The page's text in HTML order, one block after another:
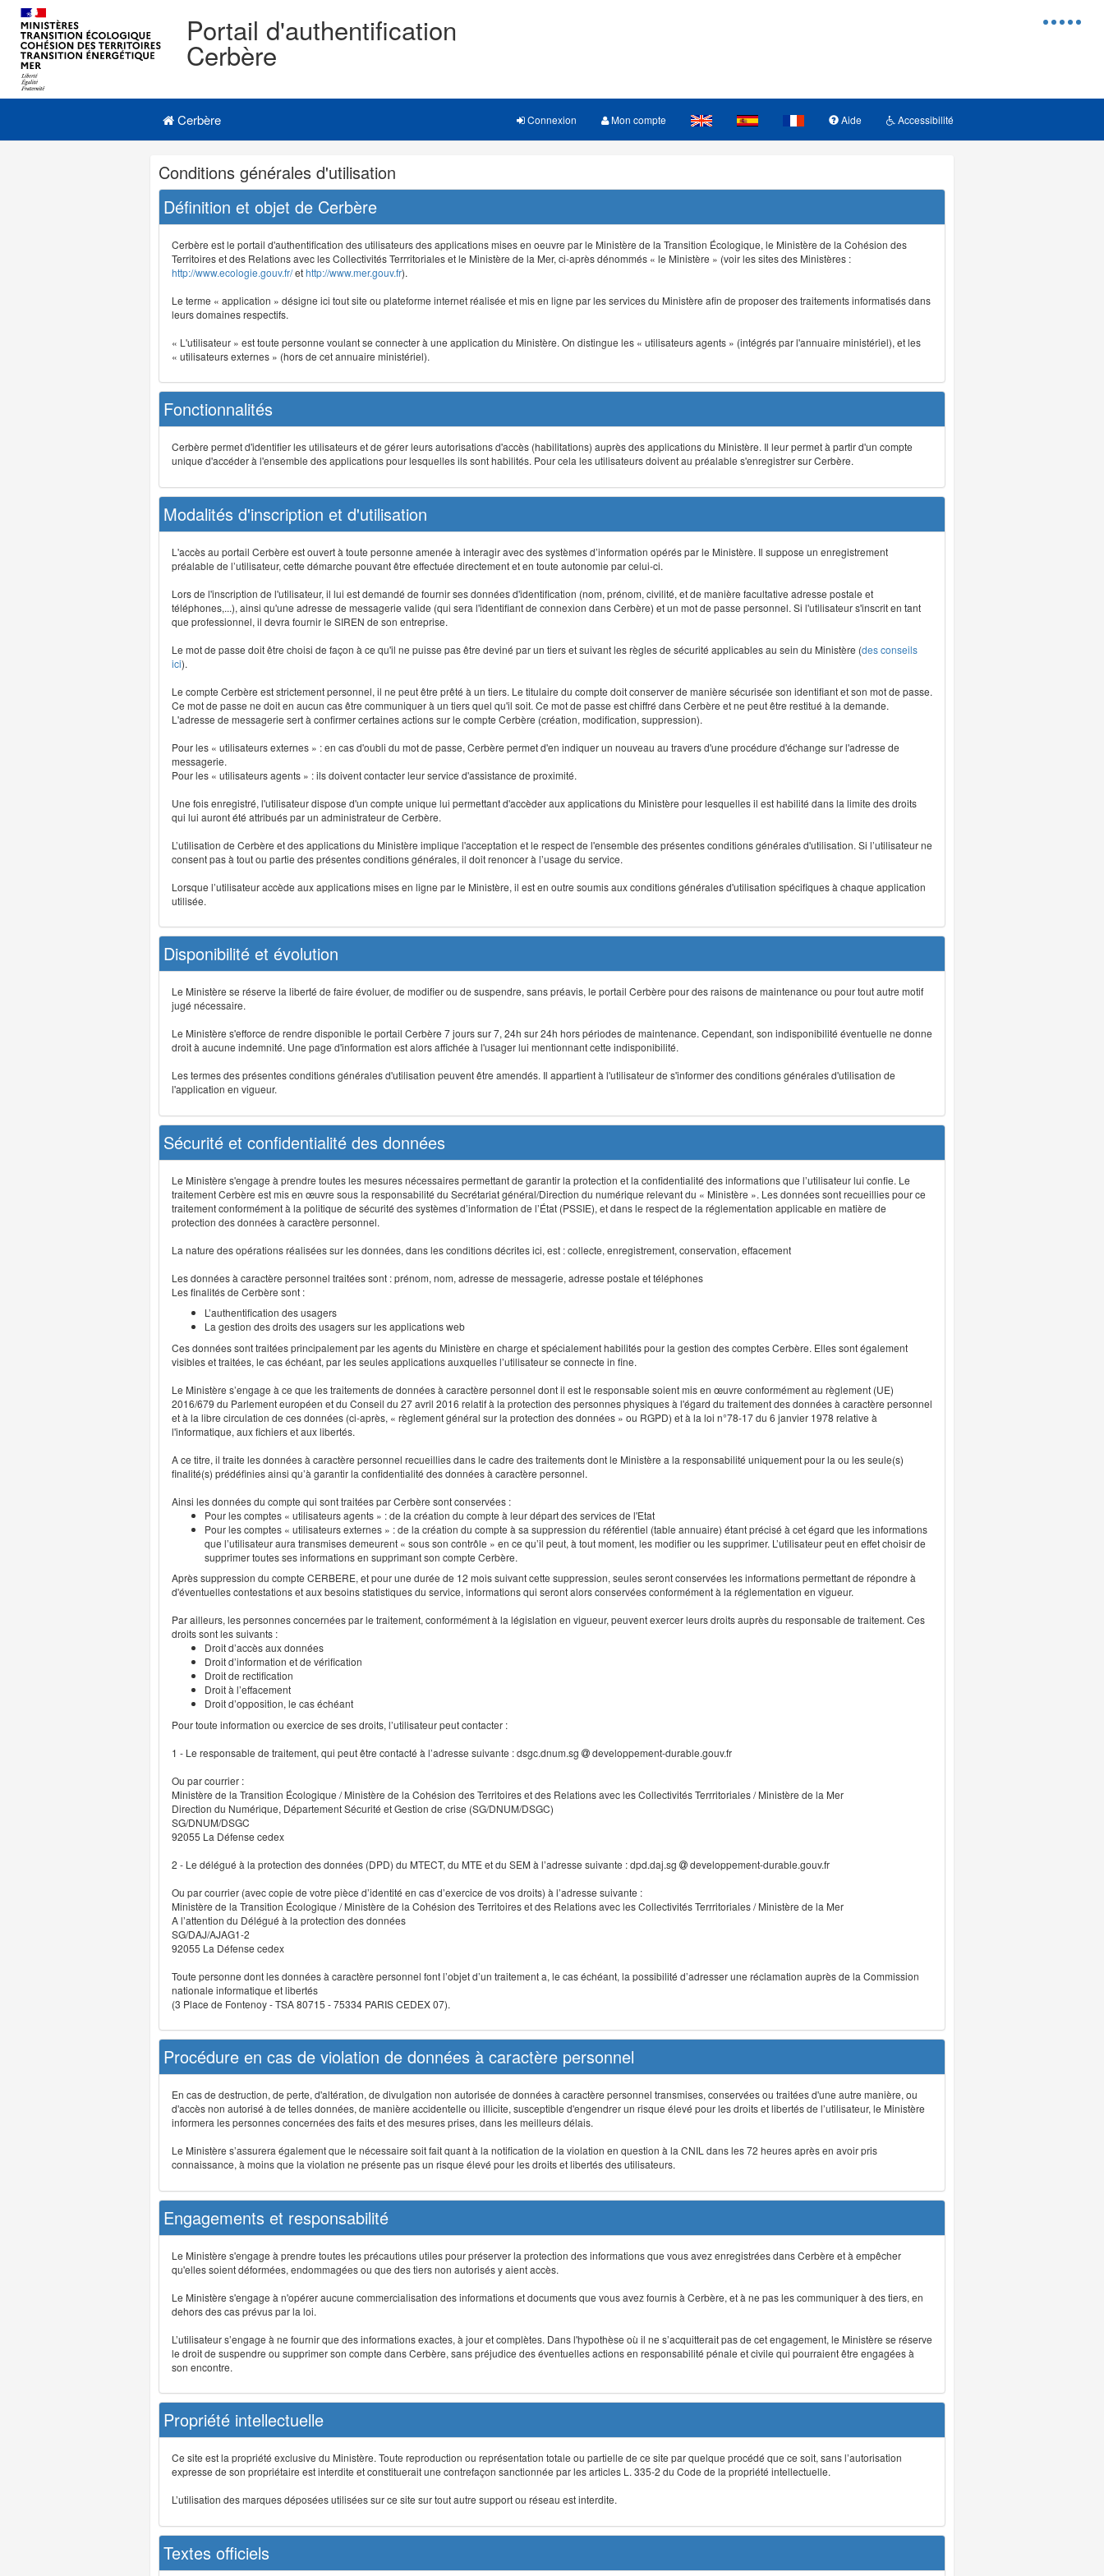
Menu
Portail d'authentification
Cerbère
Navigation
Menu principal
Cerbère Connexion Mon compte Aide Accessibilité
Navigation
et
outils
annexes
Conditions générales d'utilisation
Définition et objet de Cerbère
Cerbère est le portail d'authentification des utilisateurs des applications mises en oeuvre par le Ministère de la Transition Écologique, le Ministère de la Cohésion des
Territoires et des Relations avec les Collectivités Terrritoriales et le Ministère de la Mer, ci-après dénommés « le Ministère » (voir les sites des Ministères :
http://www.ecologie.gouv.fr/ethttp://www.mer.gouv.fr).
Le terme « application » désigne ici tout site ou plateforme internet réalisée et mis en ligne par les services du Ministère afin de proposer des traitements informatisés dans
leurs domaines respectifs.
« L'utilisateur » est toute personne voulant se connecter à une application du Ministère. On distingue les « utilisateurs agents » (intégrés par l'annuaire ministériel), et les
« utilisateurs externes » (hors de cet annuaire ministériel).
Fonctionnalités
Cerbère permet d'identifier les utilisateurs et de gérer leurs autorisations d'accès (habilitations) auprès des applications du Ministère. Il leur permet à partir d'un compte
unique d'accéder à l'ensemble des applications pour lesquelles ils sont habilités. Pour cela les utilisateurs doivent au préalable s'enregistrer sur Cerbère.
Modalités d'inscription et d'utilisation
L'accès au portail Cerbère est ouvert à toute personne amenée à interagir avec des systèmes d’information opérés par le Ministère. Il suppose un enregistrement
préalable de l’utilisateur, cette démarche pouvant être effectuée directement et en toute autonomie par celui-ci.
Lors de l'inscription de l'utilisateur, il lui est demandé de fournir ses données d'identification (nom, prénom, civilité, et de manière facultative adresse postale et
téléphones,...), ainsi qu'une adresse de messagerie valide (qui sera l'identifiant de connexion dans Cerbère) et un mot de passe personnel. Si l'utilisateur s'inscrit en tant
que professionnel, il devra fournir le SIREN de son entreprise.
Le mot de passe doit être choisi de façon à ce qu'il ne puisse pas être deviné par un tiers et suivant les règles de sécurité applicables au sein du Ministère (des conseils
ici).
Le compte Cerbère est strictement personnel, il ne peut être prêté à un tiers. Le titulaire du compte doit conserver de manière sécurisée son identifiant et son mot de passe.
Ce mot de passe ne doit en aucun cas être communiquer à un tiers quel qu'il soit. Ce mot de passe est chiffré dans Cerbère et ne peut être restitué à la demande.
L'adresse de messagerie sert à confirmer certaines actions sur le compte Cerbère (création, modification, suppression).
Pour les « utilisateurs externes » : en cas d'oubli du mot de passe, Cerbère permet d'en indiquer un nouveau au travers d'une procédure d'échange sur l'adresse de
messagerie.
Pour les « utilisateurs agents » : ils doivent contacter leur service d'assistance de proximité.
Une fois enregistré, l'utilisateur dispose d'un compte unique lui permettant d'accèder aux applications du Ministère pour lesquelles il est habilité dans la limite des droits
qui lui auront été attribués par un administrateur de Cerbère.
L’utilisation de Cerbère et des applications du Ministère implique l'acceptation et le respect de l'ensemble des présentes conditions générales d'utilisation. Si l’utilisateur ne
consent pas à tout ou partie des présentes conditions générales, il doit renoncer à l’usage du service.
Lorsque l’utilisateur accède aux applications mises en ligne par le Ministère, il est en outre soumis aux conditions générales d'utilisation spécifiques à chaque application
utilisée.
Disponibilité et évolution
Le Ministère se réserve la liberté de faire évoluer, de modifier ou de suspendre, sans préavis, le portail Cerbère pour des raisons de maintenance ou pour tout autre motif
jugé nécessaire.
Le Ministère s'efforce de rendre disponible le portail Cerbère 7 jours sur 7, 24h sur 24h hors périodes de maintenance. Cependant, son indisponibilité éventuelle ne donne
droit à aucune indemnité. Une page d'information est alors affichée à l'usager lui mentionnant cette indisponibilité.
Les termes des présentes conditions générales d'utilisation peuvent être amendés. Il appartient à l'utilisateur de s'informer des conditions générales d'utilisation de
l'application en vigueur.
Sécurité et confidentialité des données
Le Ministère s'engage à prendre toutes les mesures nécessaires permettant de garantir la protection et la confidentialité des informations que l’utilisateur lui confie. Le
traitement Cerbère est mis en œuvre sous la responsabilité du Secrétariat général/Direction du numérique relevant du « Ministère ». Les données sont recueillies pour ce
traitement conformément à la politique de sécurité des systèmes d’information de l’État (PSSIE), et dans le respect de la réglementation applicable en matière de
protection des données à caractère personnel.
La nature des opérations réalisées sur les données, dans les conditions décrites ici, est : collecte, enregistrement, conservation, effacement
Les données à caractère personnel traitées sont : prénom, nom, adresse de messagerie, adresse postale et téléphones
Les finalités de Cerbère sont :
L’authentification des usagers
La gestion des droits des usagers sur les applications web
Ces données sont traitées principalement par les agents du Ministère en charge et spécialement habilités pour la gestion des comptes Cerbère. Elles sont également
visibles et traitées, le cas échéant, par les seules applications auxquelles l’utilisateur se connecte in fine.
Le Ministère s’engage à ce que les traitements de données à caractère personnel dont il est le responsable soient mis en œuvre conformément au règlement (UE)
2016/679 du Parlement européen et du Conseil du 27 avril 2016 relatif à la protection des personnes physiques à l'égard du traitement des données à caractère personnel
et à la libre circulation de ces données (ci-après, « règlement général sur la protection des données » ou RGPD) et à la loi n°78-17 du 6 janvier 1978 relative à
l'informatique, aux fichiers et aux libertés.
A ce titre, il traite les données à caractère personnel recueillies dans le cadre des traitements dont le Ministère a la responsabilité uniquement pour la ou les seule(s)
finalité(s) prédéfinies ainsi qu’à garantir la confidentialité des données à caractère personnel.
Ainsi les données du compte qui sont traitées par Cerbère sont conservées :
Pour les comptes « utilisateurs agents » : de la création du compte à leur départ des services de l'Etat
Pour les comptes « utilisateurs externes » : de la création du compte à sa suppression du référentiel (table annuaire) étant précisé à cet égard que les informations
que l’utilisateur aura transmises demeurent « sous son contrôle » en ce qu’il peut, à tout moment, les modifier ou les supprimer. L’utilisateur peut en effet choisir de
supprimer toutes ses informations en supprimant son compte Cerbère.
Après suppression du compte CERBERE, et pour une durée de 12 mois suivant cette suppression, seules seront conservées les informations permettant de répondre à
d'éventuelles contestations et aux besoins statistiques du service, informations qui seront alors conservées conformément à la réglementation en vigueur.
Par ailleurs, les personnes concernées par le traitement, conformément à la législation en vigueur, peuvent exercer leurs droits auprès du responsable de traitement. Ces
droits sont les suivants :
Droit d’accès aux données
Droit d’information et de vérification
Droit de rectification
Droit à l’effacement
Droit d’opposition, le cas échéant
Pour toute information ou exercice de ses droits, l’utilisateur peut contacter :
1 - Le responsable de traitement, qui peut être contacté à l’adresse suivante : dsgc.dnum.sg
developpement-durable.gouv.fr
Ou par courrier :
Ministère de la Transition Écologique / Ministère de la Cohésion des Territoires et des Relations avec les Collectivités Terrritoriales / Ministère de la Mer
Direction du Numérique, Département Sécurité et Gestion de crise (SG/DNUM/DSGC)
SG/DNUM/DSGC
92055 La Défense cedex
2 - Le délégué à la protection des données (DPD) du MTECT, du MTE et du SEM à l’adresse suivante : dpd.daj.sg
developpement-durable.gouv.fr
Ou par courrier (avec copie de votre pièce d’identité en cas d’exercice de vos droits) à l’adresse suivante :
Ministère de la Transition Écologique / Ministère de la Cohésion des Territoires et des Relations avec les Collectivités Terrritoriales / Ministère de la Mer
A l’attention du Délégué à la protection des données
SG/DAJ/AJAG1-2
92055 La Défense cedex
Toute personne dont les données à caractère personnel font l’objet d’un traitement a, le cas échéant, la possibilité d’adresser une réclamation auprès de la Commission
nationale informatique et libertés
(3 Place de Fontenoy - TSA 80715 - 75334 PARIS CEDEX 07).
Procédure en cas de violation de données à caractère personnel
En cas de destruction, de perte, d'altération, de divulgation non autorisée de données à caractère personnel transmises, conservées ou traitées d'une autre manière, ou
d'accès non autorisé à de telles données, de manière accidentelle ou illicite, susceptible d'engendrer un risque élevé pour les droits et libertés de l’utilisateur, le Ministère
informera les personnes concernées des faits et des mesures prises, dans les meilleurs délais.
Le Ministère s’assurera également que le nécessaire soit fait quant à la notification de la violation en question à la CNIL dans les 72 heures après en avoir pris
connaissance, à moins que la violation ne présente pas un risque élevé pour les droits et libertés des utilisateurs.
Engagements et responsabilité
Le Ministère s'engage à prendre toutes les précautions utiles pour préserver la protection des informations que vous avez enregistrées dans Cerbère et à empêcher
qu'elles soient déformées, endommagées ou que des tiers non autorisés y aient accès.
Le Ministère s'engage à n'opérer aucune commercialisation des informations et documents que vous avez fournis à Cerbère, et à ne pas les communiquer à des tiers, en
dehors des cas prévus par la loi.
L’utilisateur s’engage à ne fournir que des informations exactes, à jour et complètes. Dans l'hypothèse où il ne s’acquitterait pas de cet engagement, le Ministère se réserve
le droit de suspendre ou supprimer son compte dans Cerbère, sans préjudice des éventuelles actions en responsabilité pénale et civile qui pourraient être engagées à
son encontre.
Propriété intellectuelle
Ce site est la propriété exclusive du Ministère. Toute reproduction ou représentation totale ou partielle de ce site par quelque procédé que ce soit, sans l’autorisation
expresse de son propriétaire est interdite et constituerait une contrefaçon sanctionnée par les articles L. 335-2 du Code de la propriété intellectuelle.
L’utilisation des marques déposées utilisées sur ce site sur tout autre support ou réseau est interdite.
Textes officiels